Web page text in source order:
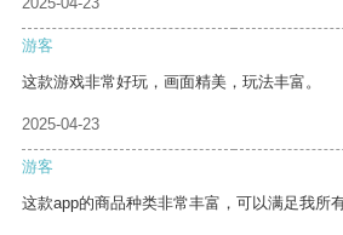
游客
这款游戏非常好玩，画面精美，玩法丰富。
2025-04-23
游客
这款app的商品种类非常丰富，可以满足我所